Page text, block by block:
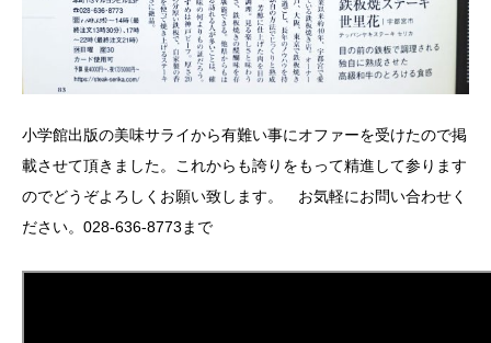
小学館出版の美味サライから有難い事にオファーを受けたので掲
載させて頂きました。これからも誇りをもって精進して参ります
のでどうぞよろしくお願い致します。 お気軽にお問い合わせく
ださい。028-636-8773まで